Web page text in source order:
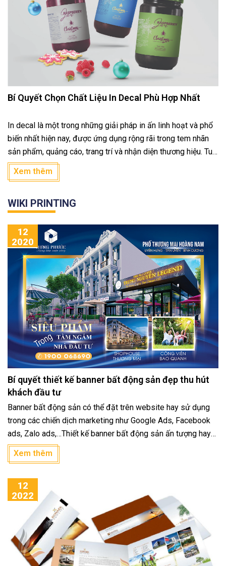
Bí Quyết Chọn Chất Liệu In Decal Phù Hợp Nhất
In decal là một trong những giải pháp in ấn linh hoạt và phổ
biến nhất hiện nay, được ứng dụng rộng rãi trong tem nhãn
sản phẩm, quảng cáo, trang trí và nhận diện thương hiệu. Tuy
nhiên, để có được sản phẩm đẹp, bền và phù hợp, việc chọn
đúng chất liệu decal là yếu tố quan trọng hàng đầu.
Xem thêm
WIKI PRINTING
Bí quyết thiết kế banner bất động sản đẹp thu hút
khách đầu tư
Banner bất động sản có thể đặt trên website hay sử dụng
trong các chiến dịch marketing như Google Ads, Facebook
ads, Zalo ads,…Thiết kế banner bất động sản ấn tượng hay
không sẽ giúp thương hiệu thu hút lượt click, tăng tỷ lệ
chuyển đổi. Một số gợi ý dưới đây có thể giúp bạn sở hữu
Xem thêm
12
2020
12
2022